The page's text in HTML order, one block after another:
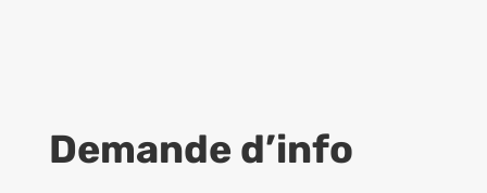
Demande d’info